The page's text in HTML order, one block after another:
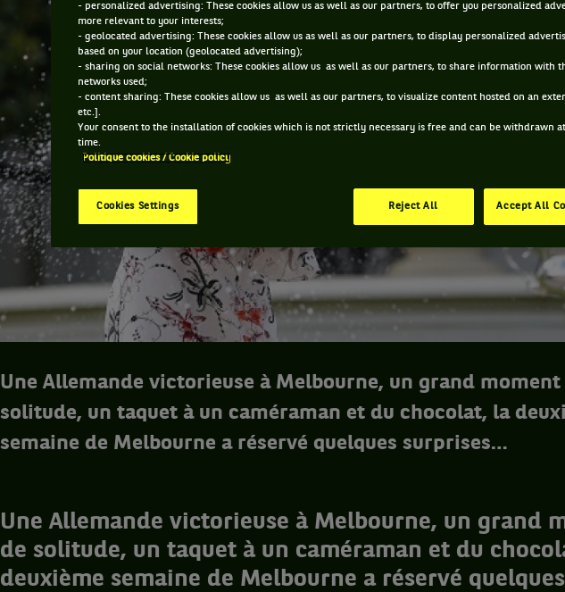
Une Allemande victorieuse à Melbourne, un grand moment
solitude, un taquet à un caméraman et du chocolat, la
semaine de Melbourne a réservé quelques surprises…
Une Allemande victorieuse à Melbourne, un grand
de solitude, un taquet à un caméraman et du
deuxième semaine de Melbourne a réservé quelques
- personalized advertising: These cookies allow us as well as our partners, to offer you personalized
more relevant to your interests;
- geolocated advertising: These cookies allow us as well as our partners, to display personalized
based on your location (geolocated advertising);
- sharing on social networks: These cookies allow us as well as our partners, to share information with
networks used;
- content sharing: These cookies allow us as well as our partners, to visualize content hosted on an
etc.].
Your consent to the installation of cookies which is not strictly necessary is free and can be withdrawn
time.
Politique cookies / Cookie policy
Cookies Settings Reject All Accept All